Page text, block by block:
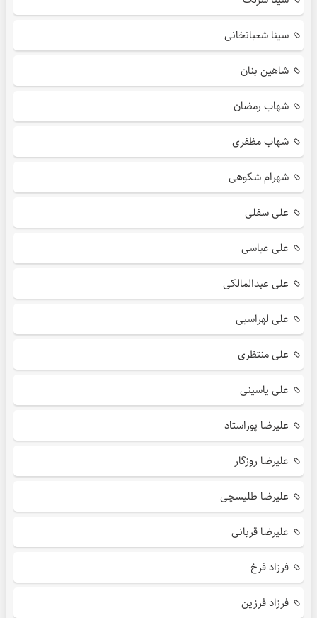
سینا شعبانخانی
شاهین بنان
شهاب رمضان
شهاب مظفری
شهرام شکوهی
علی سفلی
علی عباسی
علی عبدالمالکی
علی لهراسبی
علی منتظری
علی یاسینی
علیرضا پوراستاد
علیرضا روزگار
علیرضا طلیسچی
علیرضا قربانی
فرزاد فرخ
فرزاد فرزین